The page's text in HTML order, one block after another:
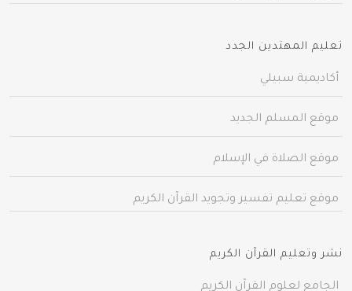
تعليم المهتدين الجدد
أكاديمية سبيلي
موقع المسلم الجديد
موقع الصلاة في الإسلام
موقع تعليم تفسير وتجويد القرآن الكريم
نشر وتعليم القرآن الكريم
الجامع لعلوم القرآن الكريم